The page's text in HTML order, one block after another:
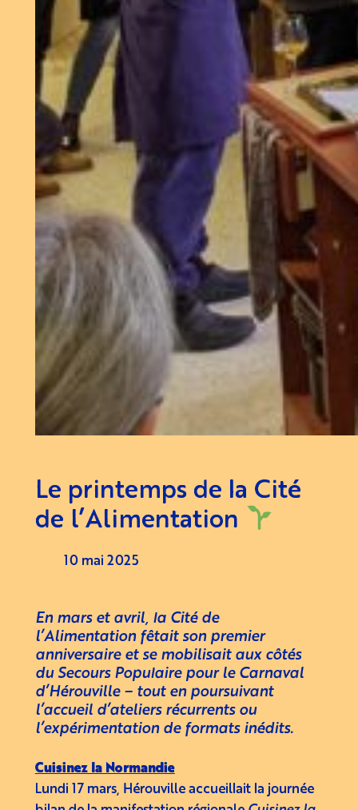
Le printemps de la Cité
de l’Alimentation
10 mai 2025
En mars et avril, la Cité de
l’Alimentation fêtait son premier
anniversaire et se mobilisait aux côtés
du Secours Populaire pour le Carnaval
d’Hérouville – tout en poursuivant
l’accueil d’ateliers récurrents ou
l’expérimentation de formats inédits.
Cuisinez la Normandie
Lundi 17 mars, Hérouville accueillait la journée